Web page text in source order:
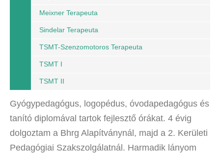
Meixner Terapeuta
Sindelar Terapeuta
TSMT-Szenzomotoros Terapeuta
TSMT I
TSMT II
Gyógypedagógus, logopédus, óvodapedagógus és
tanító diplomával tartok fejlesztő órákat. 4 évig
dolgoztam a Bhrg Alapítványnál, majd a 2. Kerületi
Pedagógiai Szakszolgálatnál. Harmadik lányom